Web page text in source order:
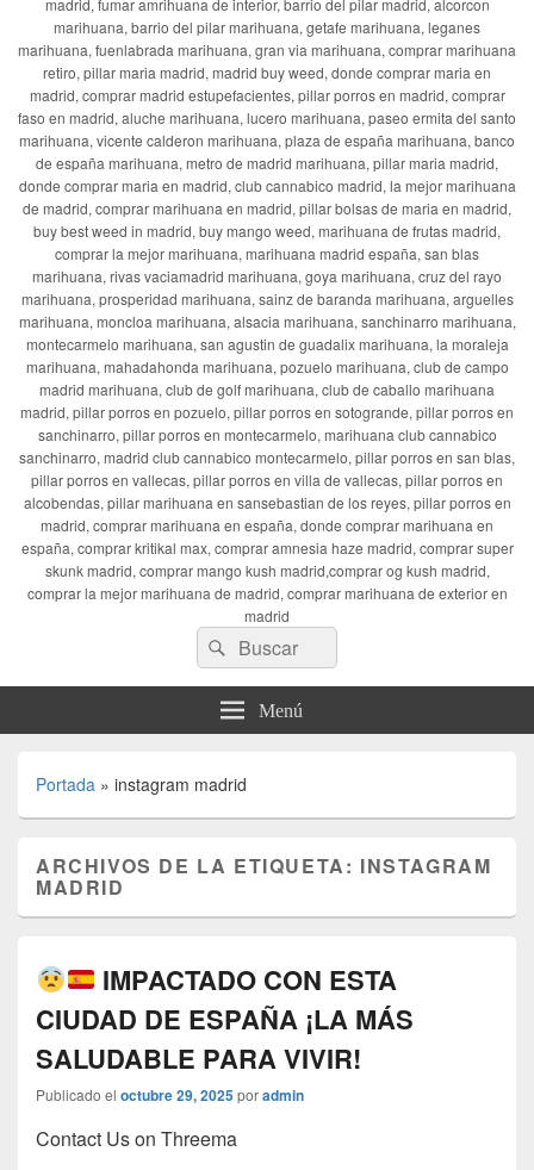
madrid, fumar amrihuana de interior, barrio del pilar madrid, alcorcon
marihuana, barrio del pilar marihuana, getafe marihuana, leganes
marihuana, fuenlabrada marihuana, gran via marihuana, comprar marihuana
retiro, pillar maria madrid, madrid buy weed, donde comprar maria en
madrid, comprar madrid estupefacientes, pillar porros en madrid, comprar
faso en madrid, aluche marihuana, lucero marihuana, paseo ermita del santo
marihuana, vicente calderon marihuana, plaza de españa marihuana, banco
de españa marihuana, metro de madrid marihuana, pillar maria madrid,
donde comprar maria en madrid, club cannabico madrid, la mejor marihuana
de madrid, comprar marihuana en madrid, pillar bolsas de maria en madrid,
buy best weed in madrid, buy mango weed, marihuana de frutas madrid,
comprar la mejor marihuana, marihuana madrid españa, san blas
marihuana, rivas vaciamadrid marihuana, goya marihuana, cruz del rayo
marihuana, prosperidad marihuana, sainz de baranda marihuana, arguelles
marihuana, moncloa marihuana, alsacia marihuana, sanchinarro marihuana,
montecarmelo marihuana, san agustin de guadalix marihuana, la moraleja
marihuana, mahadahonda marihuana, pozuelo marihuana, club de campo
madrid marihuana, club de golf marihuana, club de caballo marihuana
madrid, pillar porros en pozuelo, pillar porros en sotogrande, pillar porros en
sanchinarro, pillar porros en montecarmelo, marihuana club cannabico
sanchinarro, madrid club cannabico montecarmelo, pillar porros en san blas,
pillar porros en vallecas, pillar porros en villa de vallecas, pillar porros en
alcobendas, pillar marihuana en sansebastian de los reyes, pillar porros en
madrid, comprar marihuana en españa, donde comprar marihuana en
españa, comprar kritikal max, comprar amnesia haze madrid, comprar super
skunk madrid, comprar mango kush madrid,comprar og kush madrid,
comprar la mejor marihuana de madrid, comprar marihuana de exterior en
madrid
Buscar
por:
Buscar
Menú
Portada » instagram madrid
ARCHIVOS DE LA ETIQUETA: INSTAGRAM
MADRID
IMPACTADO CON ESTA
CIUDAD DE ESPAÑA ¡LA MÁS
SALUDABLE PARA VIVIR!
Publicado el octubre 29, 2025poradmin
Contact Us on Threema